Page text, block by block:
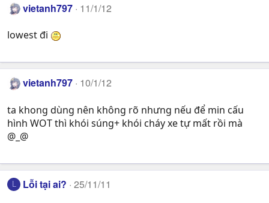
vietanh797 11/1/12
lowest đi
vietanh797 10/1/12
ta khong dùng nên không rõ nhưng nếu để min cấu
hình WOT thì khói súng+ khói cháy xe tự mất rồi mà
@_@
L Lỗi tại ai? 25/11/11